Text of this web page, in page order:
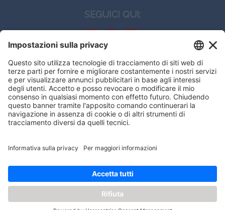
you get the best experience on our
Got it!
SEGUICI QUI:
CONTATTI
Edi.Ermes srl
Viale E. Forlanini, 21 - 20134, Milano
(+39)027021121
E-mail:eeinfo@eenet.it
ORARI
Lunedì — Giovedì: - 08:30 - 13:00 – 14:00 - 17:30
Venerdì: - 08:30 - 13:00 – 14:00 - 16:00